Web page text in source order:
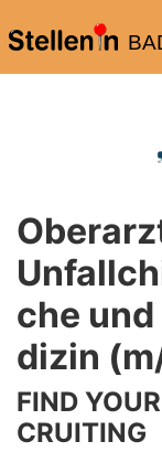
che
dizin
FIND
CRUITING